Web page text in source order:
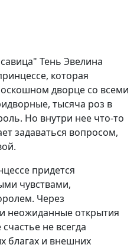
Тень Эвелина
которая
дворце со всеми
тысяча роз в
Но внутри нее что-то
задаваться вопросом,
придется
чувствами,
Через
неожиданные открытия
не всегда
благах и внешних